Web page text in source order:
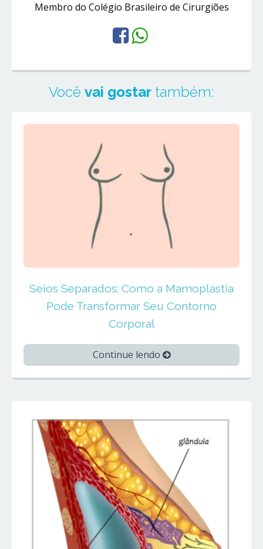
Membro do Colégio Brasileiro de Cirurgiões
Você vai gostar também:
Seios Separados: Como a Mamoplastia
Pode Transformar Seu Contorno
Corporal
Continue lendo